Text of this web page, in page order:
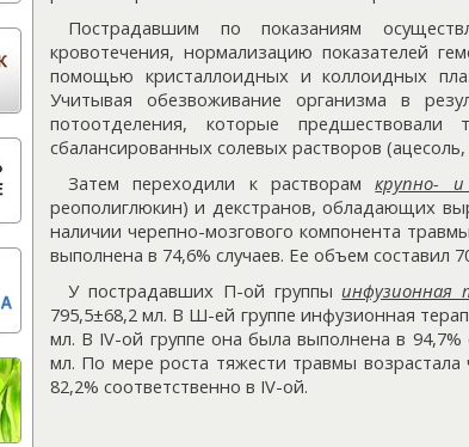
Пострадавшим по показаниям
кровотечения, нормализацию показателей
помощью кристаллоидных и коллоидных
Учитывая обезвоживание организма в
потоотделения, которые
сбалансированных солевых растворов
Затем переходили к растворамкрупно- и
реополиглюкин) и декстранов, обладающих
наличии черепно-мозгового компонента
выполнена в 74,6% случаев. Ее объем составил
У пострадавших П-ой группыинфузионная
795,5±68,2 мл. В Ш-ей группе инфузионная
мл. В IV-ой группе она была выполнена в
мл. По мере роста тяжести травмы
82,2% соответственно в IV-ой.